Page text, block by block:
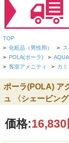
TOP
> 化粧品（男性用） >
> POLA(ポーラ) >
> 客室アメニティ > カミ
ポーラ(POLA) ア
ュ 〈シェービン
価格:16,830